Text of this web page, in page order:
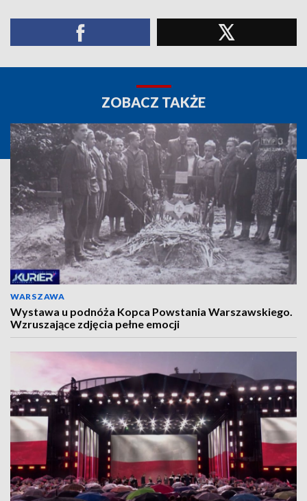
ZOBACZ TAKŻE
WARSZAWA
Wystawa u podnóża Kopca Powstania Warszawskiego.
Wzruszające zdjęcia pełne emocji